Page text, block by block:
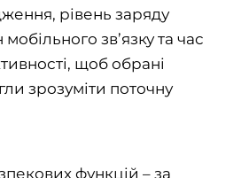
рівень заряду
мобільного зв’язку та час
щоб обрані
зрозуміти поточну
функцій – за